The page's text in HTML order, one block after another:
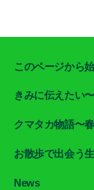
このページから
きみに伝えたい
クマタカ物語〜
お散歩で出会う
News